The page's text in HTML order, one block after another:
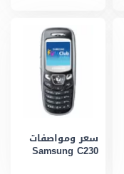
سعر ومواصفات
Samsung C230